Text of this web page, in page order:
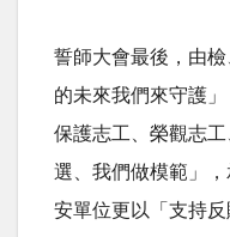
誓師大會最後，由
的未來我們來守護
保護志工、榮觀志
選、我們做模範」
安單位更以「支持